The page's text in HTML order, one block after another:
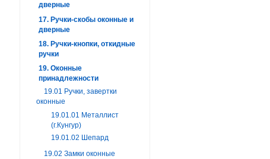
дверные
17. Ручки-скобы оконные и
дверные
18. Ручки-кнопки, откидные
ручки
19. Оконные
принадлежности
19.01 Ручки, завертки
оконные
19.01.01 Металлист
(г.Кунгур)
19.01.02 Шепард
19.02 Замки оконные